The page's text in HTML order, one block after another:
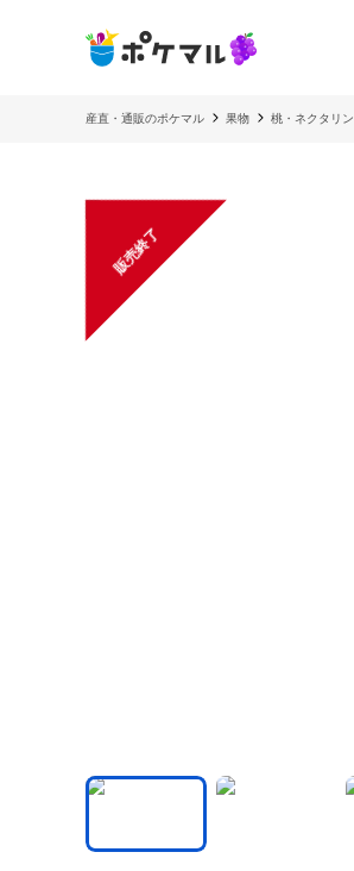
産直・通販のポケマル 果物 桃・ネクタリン
販売終了